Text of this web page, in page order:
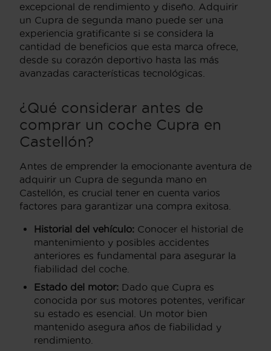
excepcional de rendimiento y diseño. Adquirir
un Cupra de segunda mano puede ser una
experiencia gratificante si se considera la
cantidad de beneficios que esta marca ofrece,
desde su corazón deportivo hasta las más
avanzadas características tecnológicas.
¿Qué considerar antes de
comprar un coche Cupra en
Castellón?
Antes de emprender la emocionante aventura de
adquirir un Cupra de segunda mano en
Castellón, es crucial tener en cuenta varios
factores para garantizar una compra exitosa.
Historial del vehículo: Conocer el historial de
mantenimiento y posibles accidentes
anteriores es fundamental para asegurar la
fiabilidad del coche.
Estado del motor: Dado que Cupra es
conocida por sus motores potentes, verificar
su estado es esencial. Un motor bien
mantenido asegura años de fiabilidad y
rendimiento.